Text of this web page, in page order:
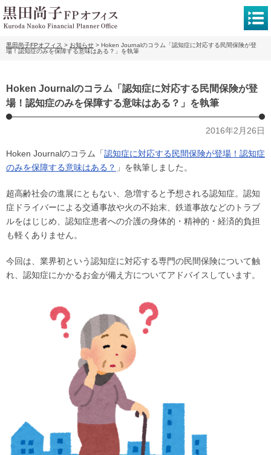
黒田尚子FPオフィス > お知らせ > Hoken Journalのコラム「認知症に対応する民間保険が登
場！認知症のみを保障する意味はある？」を執筆
Hoken Journalのコラム「認知症に対応する民間保険が登
場！認知症のみを保障する意味はある？」を執筆
2016年2月26日
Hoken Journalのコラム「認知症に対応する民間保険が登場！認知症
のみを保障する意味はある？ 」を執筆しました。
超高齢社会の進展にともない、急増すると予想される認知症。認知
症ドライバーによる交通事故や火の不始末、鉄道事故などのトラブ
ルをはじじめ、認知症患者への介護の身体的・精神的・経済的負担
も軽くありません。
今回は、業界初という認知症に対応する専門の民間保険について触
れ、認知症にかかるお金が備え方についてアドバイスしています。